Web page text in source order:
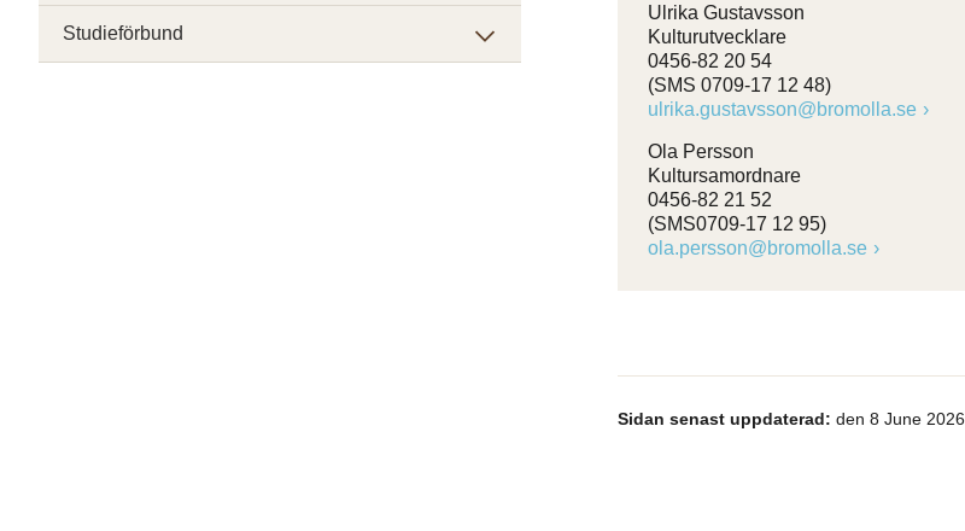
Ulrika Gustavsson
Kulturutvecklare
0456-82 20 54
(SMS 0709-17 12 48)
ulrika.gustavsson@bromolla.se
Ola Persson
Kultursamordnare
0456-82 21 52
(SMS0709-17 12 95)
ola.persson@bromolla.se
Sidan senast uppdaterad: den 8 June 2026
Studieförbund